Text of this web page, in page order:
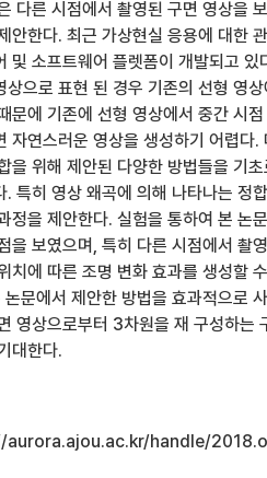
다른 시점에서 촬영된 구면 영상을
안한다. 최근 가상현실 응용에 대한
및 소프트웨어 플렛폼이 개발되고
상으로 표현 된 경우 기존의 선형 영
문에 기존에 선형 영상에서 중간 시
자연스러운 영상을 생성하기 어렵다
을 위해 제안된 다양한 방법들을 기
. 특히 영상 왜곡에 의해 나타나는 정
정을 제안한다. 실험을 통하여 본 논
을 보였으며, 특히 다른 시점에서 촬
치에 따른 조명 변화 효과를 생성할
논문에서 제안한 방법을 효과적으로
영상으로부터 3차원을 재 구성하는
대한다.
handle/